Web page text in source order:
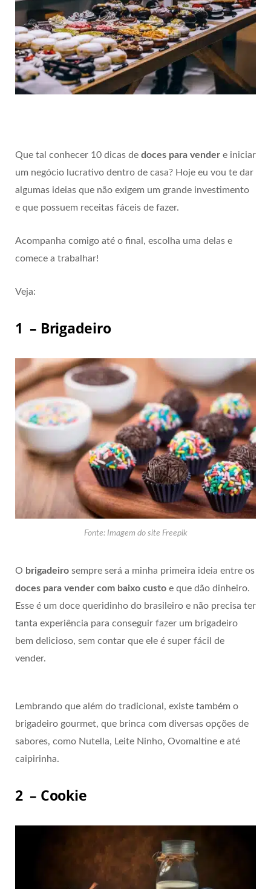
Que tal conhecer 10 dicas de doces para vender e iniciar
um negócio lucrativo dentro de casa? Hoje eu vou te dar
algumas ideias que não exigem um grande investimento
e que possuem receitas fáceis de fazer.
Acompanha comigo até o final, escolha uma delas e
comece a trabalhar!
Veja:
1 – Brigadeiro
Fonte: Imagem do site Freepik
O brigadeiro sempre será a minha primeira ideia entre os
doces para vender com baixo custo e que dão dinheiro.
Esse é um doce queridinho do brasileiro e não precisa ter
tanta experiência para conseguir fazer um brigadeiro
bem delicioso, sem contar que ele é super fácil de
vender.
Lembrando que além do tradicional, existe também o
brigadeiro gourmet, que brinca com diversas opções de
sabores, como Nutella, Leite Ninho, Ovomaltine e até
caipirinha.
2 – Cookie